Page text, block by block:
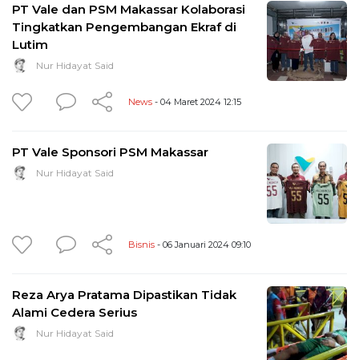
PT Vale dan PSM Makassar Kolaborasi
Tingkatkan Pengembangan Ekraf di
Lutim
Nur Hidayat Said
News - 04 Maret 2024 12:15
PT Vale Sponsori PSM Makassar
Nur Hidayat Said
Bisnis - 06 Januari 2024 09:10
Reza Arya Pratama Dipastikan Tidak
Alami Cedera Serius
Nur Hidayat Said